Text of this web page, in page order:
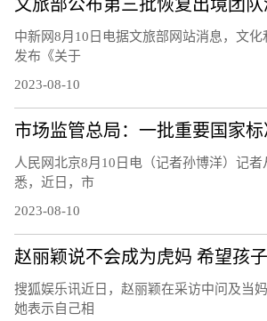
中新网8月10日电据文旅部网站消息，文化
发布《关于
2023-08-10
人民网北京8月10日电（记者孙博洋）记
悉，近日，市
2023-08-10
搜狐娱乐讯近日，赵丽颖在采访中问及当
她表示自己相